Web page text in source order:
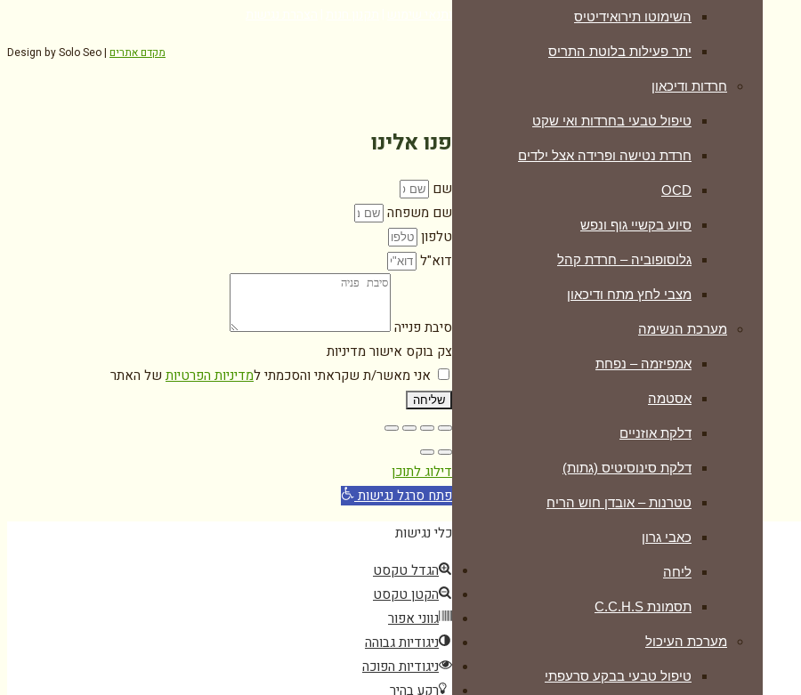
השימוטו תירואידיטיס
יתר פעילות בלוטת התריס
חרדות ודיכאון
טיפול טבעי בחרדות ואי שקט
חרדת נטישה ופרידה אצל ילדים
OCD
סיוע בקשיי גוף ונפש
גלוסופוביה – חרדת קהל
מצבי לחץ מתח ודיכאון
מערכת הנשימה
אמפיזמה – נפחת
אסטמה
דלקת אוזניים
דלקת סינוסיטיס (גתות)
טטרנות – אובדן חוש הריח
כאבי גרון
ליחה
תסמונת C.C.H.S
מערכת העיכול
טיפול טבעי בבקע סרעפתי
Design by Solo Seo | מקדם אתרים
פנו אלינו
שם
שם משפחה
טלפון
דוא"ל
סיבת פנייה
צק בוקס אישור מדיניות
אני מאשר/ת שקראתי והסכמתי למדיניות הפרטיות של האתר
שליחה
דילוג לתוכן
פתח סרגל נגישות
כלי נגישות
הגדל טקסט
הקטן טקסט
גווני אפור
ניגודיות גבוהה
ניגודיות הפוכה
רקע בהיר